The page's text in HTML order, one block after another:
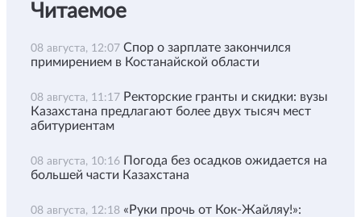
Читаемое
08 августа, 12:07 Спор о зарплате закончился
примирением в Костанайской области
08 августа, 11:17 Ректорские гранты и скидки: вузы
Казахстана предлагают более двух тысяч мест
абитуриентам
08 августа, 10:16 Погода без осадков ожидается на
большей части Казахстана
08 августа, 12:18 «Руки прочь от Кок-Жайляу!»: